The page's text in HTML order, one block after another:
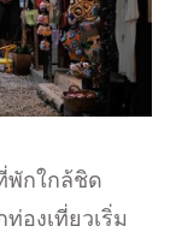
พักใกล้ชิด
องเที่ยวเริ่ม